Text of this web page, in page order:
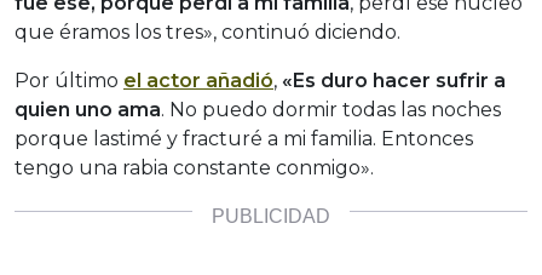
que éramos los tres», continuó diciendo.
Por último el actor añadió, «Es duro hacer sufrir a
quien uno ama. No puedo dormir todas las noches
porque lastimé y fracturé a mi familia. Entonces
tengo una rabia constante conmigo».